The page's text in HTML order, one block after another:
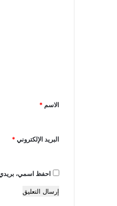
ق
الاسم *
البريد الإلكتروني*
احفظ اسمي، بريدي